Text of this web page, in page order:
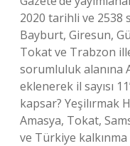
2020 tarihli ve 2538
Bayburt, Giresun,
Tokat ve Trabzon
sorumluluk alanına
eklenerek il sayısı
kapsar? Yeşilırmak
Amasya, Tokat,
ve Türkiye kalkınma